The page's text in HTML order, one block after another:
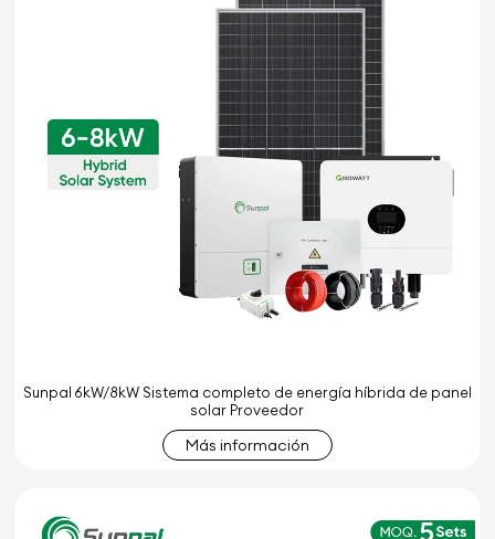
Sunpal 6kW/8kW Sistema completo de energía híbrida de panel
solar Proveedor
Más información